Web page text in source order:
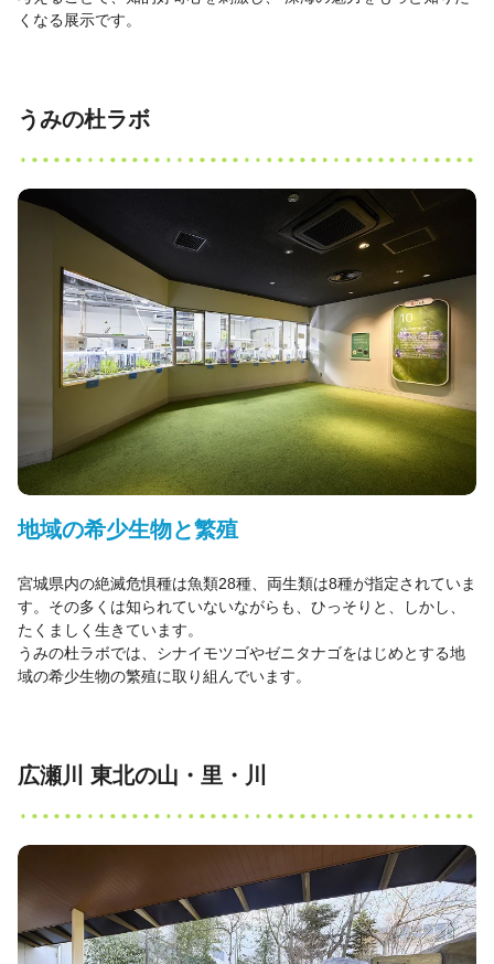
くなる展示です。
うみの杜ラボ
地域の希少生物と繁殖
宮城県内の絶滅危惧種は魚類28種、両生類は8種が指定されていま
す。その多くは知られていないながらも、ひっそりと、しかし、
たくましく生きています。
うみの杜ラボでは、シナイモツゴやゼニタナゴをはじめとする地
域の希少生物の繁殖に取り組んでいます。
広瀬川 東北の山・里・川